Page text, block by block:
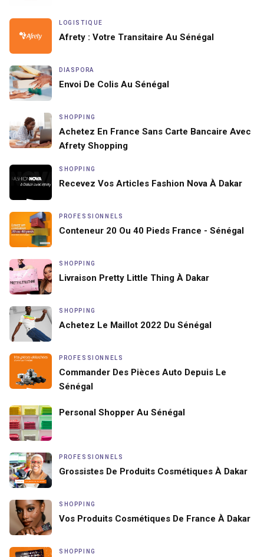
LOGISTIQUE
Afrety : Votre Transitaire Au Sénégal
DIASPORA
Envoi De Colis Au Sénégal
SHOPPING
Achetez En France Sans Carte Bancaire Avec
Afrety Shopping
SHOPPING
Recevez Vos Articles Fashion Nova À Dakar
PROFESSIONNELS
Conteneur 20 Ou 40 Pieds France - Sénégal
SHOPPING
Livraison Pretty Little Thing À Dakar
SHOPPING
Achetez Le Maillot 2022 Du Sénégal
PROFESSIONNELS
Commander Des Pièces Auto Depuis Le
Sénégal
Personal Shopper Au Sénégal
PROFESSIONNELS
Grossistes De Produits Cosmétiques À Dakar
SHOPPING
Vos Produits Cosmétiques De France À Dakar
SHOPPING